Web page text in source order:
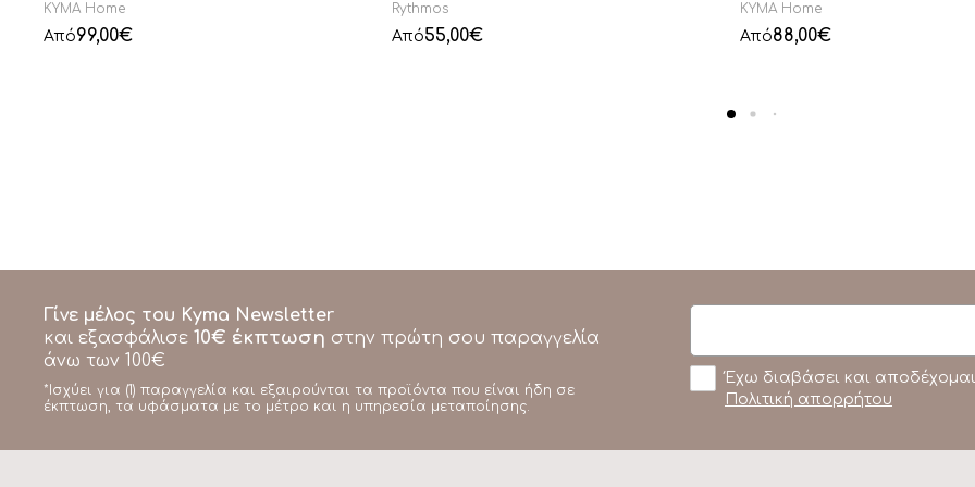
KYMA Home
Από99,00€
Rythmos
Από55,00€
KYMA Home
Από88,00€
Γίνε μέλος του Kyma Newsletter
και εξασφάλισε 10€ έκπτωση στην πρώτη σου παραγγελία
άνω των 100€
*Ισχύει για (1) παραγγελία και εξαιρούνται τα προϊόντα που είναι ήδη σε
έκπτωση, τα υφάσματα με το μέτρο και η υπηρεσία μεταποίησης.
Έχω διαβάσει και αποδέχομαι
Πολιτική απορρήτου